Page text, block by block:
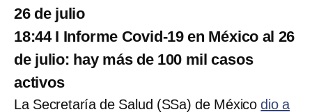
26 de julio
18:44 I Informe Covid-19 en México al 26
de julio: hay más de 100 mil casos
activos
La Secretaría de Salud (SSa) de Méxicodio a